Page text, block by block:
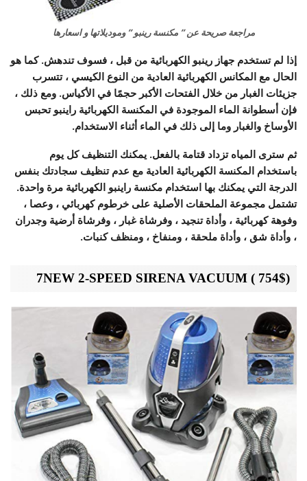
مراجعة صريحة عن ” مكنسة رينبو ” وموديلاتها و اسعارها
إذا لم تستخدم جهاز رينبو الكهربائية من قبل ، فسوف تندهش. كما هو
الحال مع المكانس الكهربائية العادية من النوع الكيسي ، تتسرب
جزيئات الغبار من خلال الفتحات الأكبر حجمًا في الأكياس. ومع ذلك ،
فإن أسطوانة الماء الموجودة في المكنسة الكهربائية راينبو تحبس
الأوساخ والغبار وما إلى ذلك في الماء أثناء الاستخدام.
ثم سترى المياه تزداد قتامة بالفعل. يمكنك التنظيف كل يوم
باستخدام المكنسة الكهربائية العادية مع عدم تنظيف سجادتك بنفس
الدرجة التي يمكنك بها استخدام مكنسة راينبو الكهربائية مرة واحدة.
تشتمل مجموعة الملحقات الأصلية على خرطوم كهربائي ، وعصا ،
وفوهة كهربائية ، وأداة تنجيد ، وفرشاة غبار ، وفرشاة أرضية وجدران
، وأداة شق ، وأداة ملحقة ، ومنفاخ ، ومنظف كنبات.
(754$ ) 7NEW 2-SPEED SIRENA VACUUM